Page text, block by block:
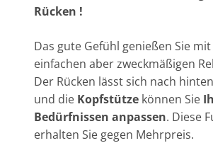
Rücken !
Das gute Gefühl genießen Sie
einfachen aber zweckmäßigen
Der Rücken lässt sich nach
und die Kopfstütze können Sie
Bedürfnissen anpassen. Diese
erhalten Sie gegen Mehrpreis.